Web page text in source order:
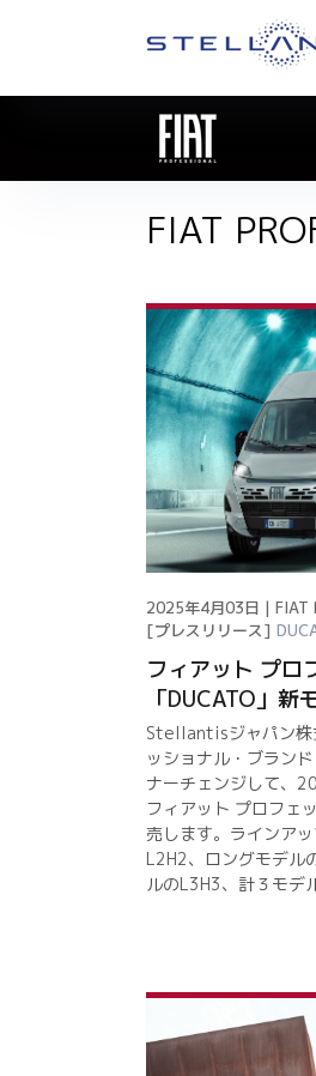
FIAT
2025年4月03日 | FIAT
[プレスリリース]
フィアット プロ
「DUCATO」新
Stellantisジャパン株
ッショナル・ブラン
ナーチェンジして、
フィアット プロフェ
売します。ラインア
L2H2、ロングモデル
ルのL3H3、計３モデ